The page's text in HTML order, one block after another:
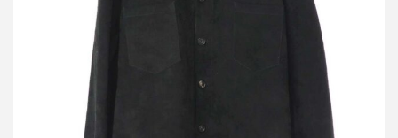
ボーディー Cow Suede Lether Jacket カウスエードレザージャケ
詳しく見る